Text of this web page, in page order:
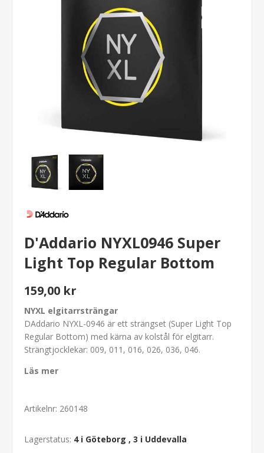
D'Addario NYXL0946 Super
Light Top Regular Bottom
159,00 kr
NYXL elgitarrsträngar
DAddario NYXL-0946 är ett strängset (Super Light Top
Regular Bottom) med kärna av kolstål för elgitarr.
Strängtjocklekar: 009, 011, 016, 026, 036, 046.
Läs mer
Artikelnr: 260148
Lagerstatus: 4 i Göteborg , 3 i Uddevalla